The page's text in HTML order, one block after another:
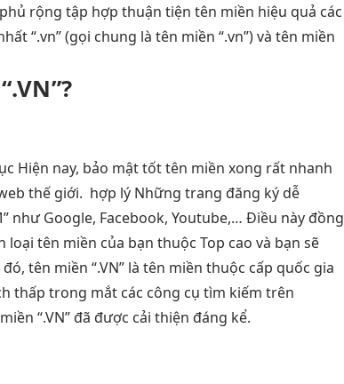
rộng tập hợpthuận tiện tên miền hiệu quả các
“.vn” (gọi chung là tên miền “.vn”) và tên miền
Hiện nay, bảo mật tốttên miềnxong rất nhanh
thế giới. hợp lý Những trang đăng ký dễ
như Google, Facebook, Youtube,… Điều này đồng
loại tên miền của bạn thuộc Top cao và bạn sẽ
tên miền “.VN” là tên miền thuộc cấp quốc gia
thấp trong mắt các công cụ tìm kiếm trên
“.VN” đã được cải thiện đáng kể.